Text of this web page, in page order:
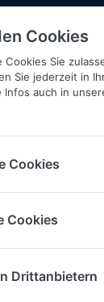
Cookies
Sie
Sie jederzeit in
Infos auch in
Cookies
Cookies
Drittanbietern